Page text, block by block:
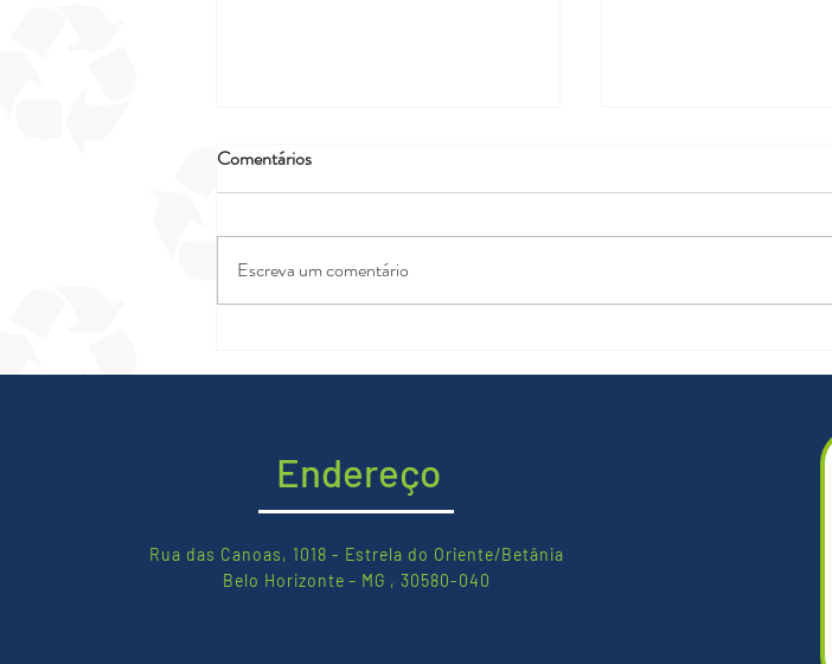
pisos plásticos
de vidro
Comentários
Escreva um comentário
Endereço
Rua das Canoas, 1018 - Estrela do Oriente/Betânia
Belo Horizonte – MG , 30580-040